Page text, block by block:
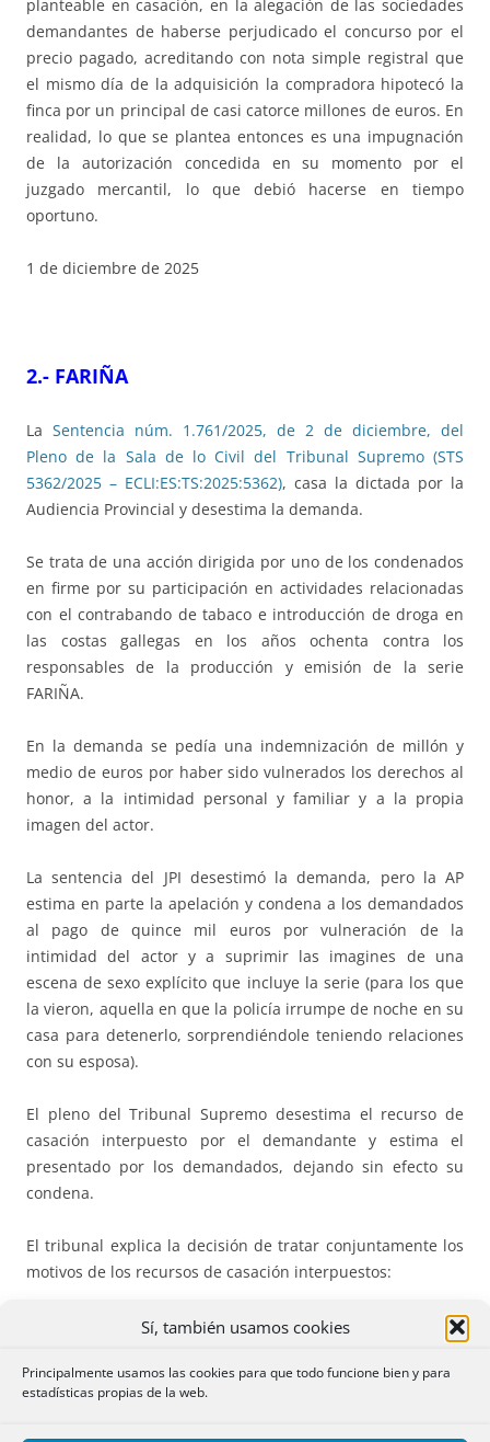
Sí, también usamos cookies
Principalmente usamos las cookies para que todo funcione bien y para
estadísticas propias de la web.
planteable en casación, en la alegación de las sociedades
demandantes de haberse perjudicado el concurso por el
precio pagado, acreditando con nota simple registral que
el mismo día de la adquisición la compradora hipotecó la
finca por un principal de casi catorce millones de euros. En
realidad, lo que se plantea entonces es una impugnación
de la autorización concedida en su momento por el
juzgado mercantil, lo que debió hacerse en tiempo
oportuno.
1 de diciembre de 2025
2.- FARIÑA
La Sentencia núm. 1.761/2025, de 2 de diciembre, del
Pleno de la Sala de lo Civil del Tribunal Supremo (STS
5362/2025 – ECLI:ES:TS:2025:5362), casa la dictada por la
Audiencia Provincial y desestima la demanda.
Se trata de una acción dirigida por uno de los condenados
en firme por su participación en actividades relacionadas
con el contrabando de tabaco e introducción de droga en
las costas gallegas en los años ochenta contra los
responsables de la producción y emisión de la serie
FARIÑA.
En la demanda se pedía una indemnización de millón y
medio de euros por haber sido vulnerados los derechos al
honor, a la intimidad personal y familiar y a la propia
imagen del actor.
La sentencia del JPI desestimó la demanda, pero la AP
estima en parte la apelación y condena a los demandados
al pago de quince mil euros por vulneración de la
intimidad del actor y a suprimir las imagines de una
escena de sexo explícito que incluye la serie (para los que
la vieron, aquella en que la policía irrumpe de noche en su
casa para detenerlo, sorprendiéndole teniendo relaciones
con su esposa).
El pleno del Tribunal Supremo desestima el recurso de
casación interpuesto por el demandante y estima el
presentado por los demandados, dejando sin efecto su
condena.
El tribunal explica la decisión de tratar conjuntamente los
motivos de los recursos de casación interpuestos:
“6.- Estos motivos del recurso se hallan estrechamente
entrelazados. Mientras que